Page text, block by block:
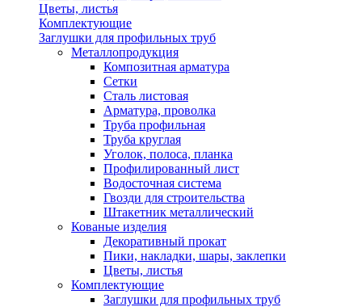
Цветы, листья
Комплектующие
Заглушки для профильных труб
Металлопродукция
Композитная арматура
Сетки
Сталь листовая
Арматура, проволка
Труба профильная
Труба круглая
Уголок, полоса, планка
Профилированный лист
Водосточная система
Гвозди для строительства
Штакетник металлический
Кованые изделия
Декоративный прокат
Пики, накладки, шары, заклепки
Цветы, листья
Комплектующие
Заглушки для профильных труб